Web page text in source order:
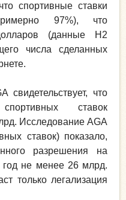
спортивные ставки
97%), что
(данные H2
числа сделанных
свидетельствует, что
ставок
Исследование AGA
ставок) показало,
разрешения на
год не менее 26 млрд.
только легализация